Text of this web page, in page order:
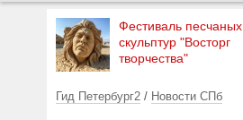
Фестиваль песчаных
скульптур "Восторг
творчества"
Гид Петербург2 / Новости СПб